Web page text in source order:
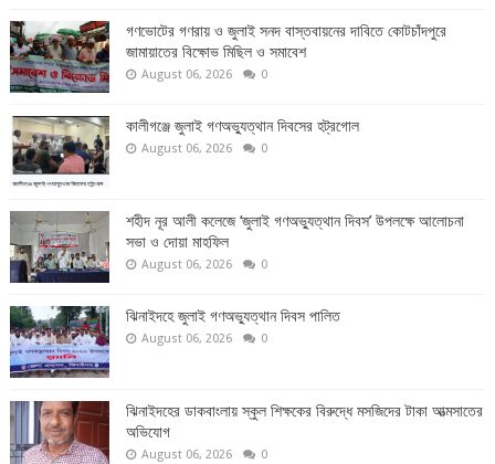
গণভোটের গণরায় ও জুলাই সনদ বাস্তবায়নের দাবিতে কোটচাঁদপুরে
জামায়াতের বিক্ষোভ মিছিল ও সমাবেশ
August 06, 2026 0
কালীগঞ্জে জুলাই গণঅভ্যুত্থান দিবসের হট্রগোল
August 06, 2026 0
শহীদ নূর আলী কলেজে ‘জুলাই গণঅভ্যুত্থান দিবস’ উপলক্ষে আলোচনা
সভা ও দোয়া মাহফিল
August 06, 2026 0
ঝিনাইদহে জুলাই গণঅভ্যুত্থান দিবস পালিত
August 06, 2026 0
ঝিনাইদহের ডাকবাংলায় স্কুল শিক্ষকের বিরুদ্ধে মসজিদের টাকা আত্মসাতের
অভিযোগ
August 06, 2026 0